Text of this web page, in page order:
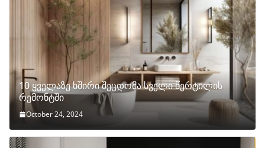
10 ყველაზე ხშირი შეცდომა სველი წერტილის
რემონტში
October 24, 2024